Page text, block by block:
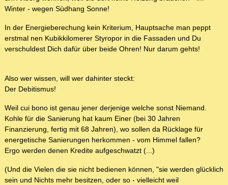
Winter - wegen Südhang Sonne!
In der Energieberechung kein Kriterium, Hauptsache man peppt
erstmal nen Kubikkilomerer Styropor in die Fassaden und Du
verschuldest Dich dafür über beide Ohren! Nur darum gehts!
Also wer wissen, will wer dahinter steckt:
Der Debitismus!
Weil cui bono ist genau jener derjenige welche sonst Niemand.
Kohle für die Sanierung hat kaum Einer (bei 30 Jahren
Finanzierung, fertig mit 68 Jahren), wo sollen da Rücklage für
energetische Sanierungen herkommen - vom Himmel fallen?
Ergo werden denen Kredite aufgeschwatzt (...)
(Und die Vielen die sie nicht bedienen können, "sie werden glücklich
sein und Nichts mehr besitzen, oder so - vielleicht weil